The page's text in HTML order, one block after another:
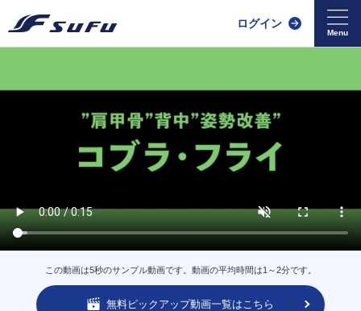
ログイン
この動画は5秒のサンプル動画です。動画の平均時間は1～2分です。
無料ピックアップ動画一覧はこちら